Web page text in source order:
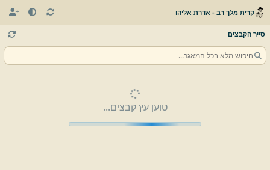
קרית מלך רב - אדרת אליהו
סייר הקבצים
טוען עץ קבצים...